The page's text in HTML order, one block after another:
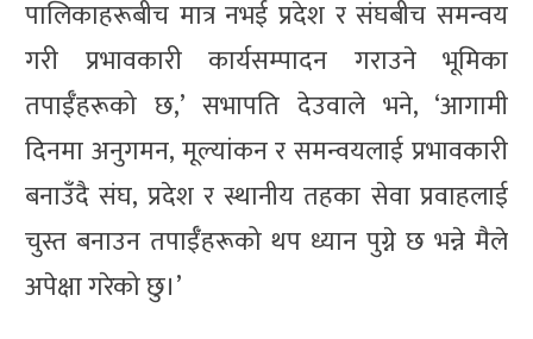
पालिकाहरूबीच मात्र नभई प्रदेश र संघबीच समन्वय
गरी प्रभावकारी कार्यसम्पादन गराउने भूमिका
तपाईँहरूको छ,’ सभापति देउवाले भने, ‘आगामी
दिनमा अनुगमन, मूल्यांकन र समन्वयलाई प्रभावकारी
बनाउँदै संघ, प्रदेश र स्थानीय तहका सेवा प्रवाहलाई
चुस्त बनाउन तपाईँहरूको थप ध्यान पुग्ने छ भन्ने मैले
अपेक्षा गरेको छु।’